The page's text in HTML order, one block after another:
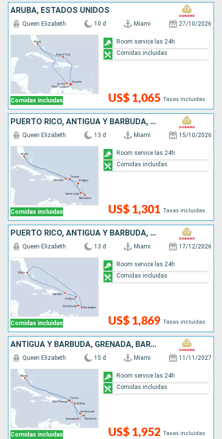
ARUBA, ESTADOS UNIDOS
Comidas incluidas
Queen Elizabeth 10 d Miami 27/10/2026
US$ 1,065 Tasas incluidas
Room service las 24h
Comidas incluidas
PUERTO RICO, ANTIGUA Y BARBUDA, SANTA LUCIA, BARBADOS, SAN MARTÍN, ESTADOS UNIDOS
Comidas incluidas
Queen Elizabeth 13 d Miami 15/10/2026
US$ 1,301 Tasas incluidas
Room service las 24h
Comidas incluidas
PUERTO RICO, ANTIGUA Y BARBUDA, SANTA LUCIA, BARBADOS, SAN MARTÍN, ESTADOS UNIDOS
Comidas incluidas
Queen Elizabeth 13 d Miami 17/12/2026
US$ 1,869 Tasas incluidas
Room service las 24h
Comidas incluidas
ANTIGUA Y BARBUDA, GRENADA, BARBADOS, SANTA LUCIA, SAN MARTÍN, ESTADOS UNIDOS
Comidas incluidas
Queen Elizabeth 15 d Miami 11/11/2027
US$ 1,952 Tasas incluidas
Room service las 24h
Comidas incluidas